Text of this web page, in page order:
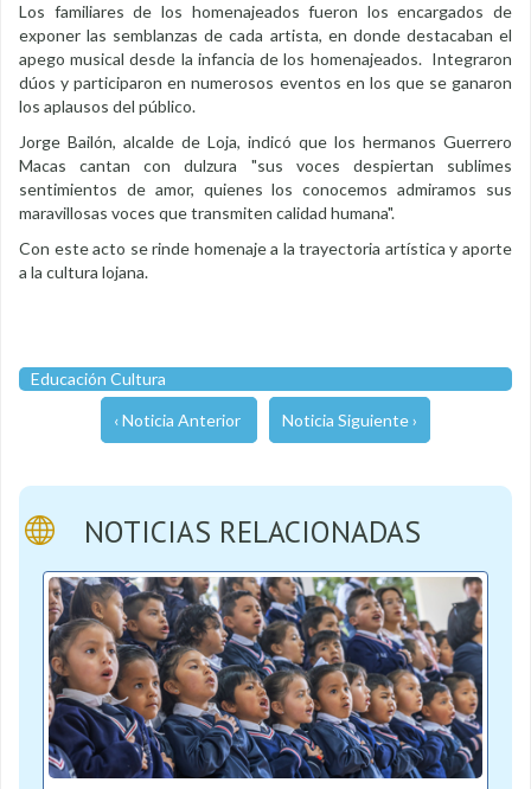
Los familiares de los homenajeados fueron los encargados de
exponer las semblanzas de cada artista, en donde destacaban el
apego musical desde la infancia de los homenajeados. Integraron
dúos y participaron en numerosos eventos en los que se ganaron
los aplausos del público.
Jorge Bailón, alcalde de Loja, indicó que los hermanos Guerrero
Macas cantan con dulzura "sus voces despiertan sublimes
sentimientos de amor, quienes los conocemos admiramos sus
maravillosas voces que transmiten calidad humana".
Con este acto se rinde homenaje a la trayectoria artística y aporte
a la cultura lojana.
Educación Cultura
‹ Noticia Anterior Noticia Siguiente ›
NOTICIAS RELACIONADAS